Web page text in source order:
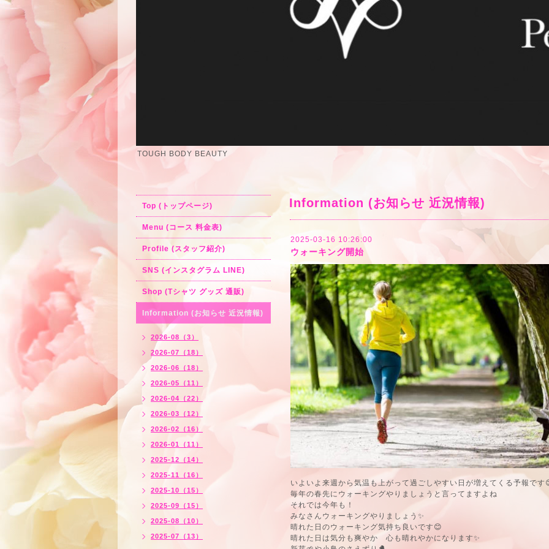
TOUGH BODY BEAUTY
Information (お知らせ 近況情報)
2025-03-16 10:26:00
ウォーキング開始
いよいよ来週から気温も上がって過ごしやすい日が増えてくる予報です
毎年の春先にウォーキングやりましょうと言ってますよね
それでは今年も！
みなさんウォーキングやりましょう✨
晴れた日のウォーキング気持ち良いです😊
晴れた日は気分も爽やか 心も晴れやかになります✨
Top (トップページ)
Menu (コース 料金表)
Profile (スタッフ紹介)
SNS (インスタグラム LINE)
Shop (Tシャツ グッズ 通販)
Information (お知らせ 近況情報)
2026-08（3）
2026-07（18）
2026-06（18）
2026-05（11）
2026-04（22）
2026-03（12）
2026-02（16）
2026-01（11）
2025-12（14）
2025-11（16）
2025-10（15）
2025-09（15）
2025-08（10）
2025-07（13）